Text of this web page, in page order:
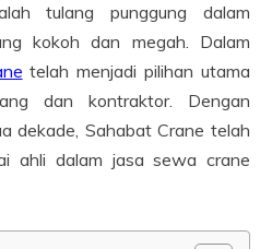
tulang punggung dalam
kokoh dan megah. Dalam
telah menjadi pilihan utama
dan kontraktor. Dengan
dekade, Sahabat Crane telah
ahli dalam jasa sewa crane